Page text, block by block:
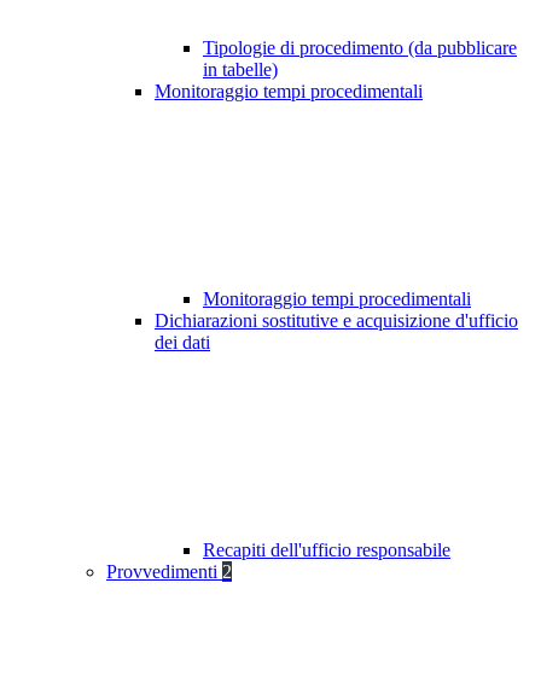
Tipologie di procedimento (da pubblicare
in tabelle)
Monitoraggio tempi procedimentali
Monitoraggio tempi procedimentali
Dichiarazioni sostitutive e acquisizione d'ufficio
dei dati
Recapiti dell'ufficio responsabile
Provvedimenti 2